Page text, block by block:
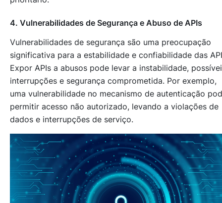
4. Vulnerabilidades de Segurança e Abuso de APIs
Vulnerabilidades de segurança são uma preocupação
significativa para a estabilidade e confiabilidade das
Expor APIs a abusos pode levar a instabilidade,
interrupções e segurança comprometida. Por exemplo,
uma vulnerabilidade no mecanismo de autenticação
permitir acesso não autorizado, levando a violações de
dados e interrupções de serviço.